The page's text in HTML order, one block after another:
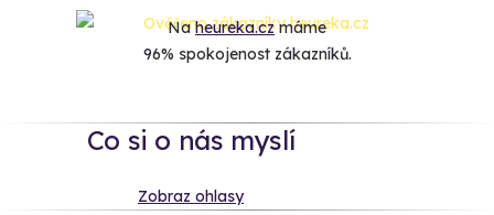
Naheureka.czmáme
96% spokojenost zákazníků.
Co si o nás myslí
Zobraz ohlasy